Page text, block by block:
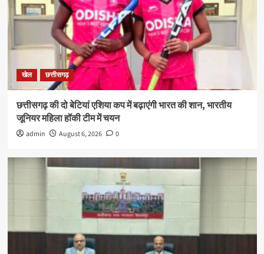
खेल छत्तीसगढ़
छत्तीसगढ़ की दो बेटियां एशिया कप में बढ़ाएंगी भारत की शान, भारतीय
जूनियर महिला हॉकी टीम में चयन
admin August 6, 2026 0